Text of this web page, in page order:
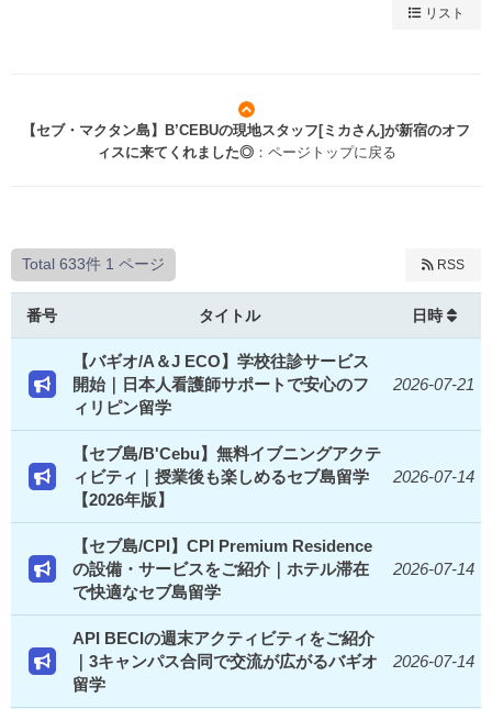
リスト
【セブ・マクタン島】B’CEBUの現地スタッフ[ミカさん]が新宿のオフ
ィスに来てくれました◎：ページトップに戻る
Total 633件 1 ページ RSS
番号 タイトル 日時
【バギオ/A＆J ECO】学校往診サービス
開始｜日本人看護師サポートで安心のフ
ィリピン留学
2026-07-21
【セブ島/B'Cebu】無料イブニングアクテ
ィビティ｜授業後も楽しめるセブ島留学
【2026年版】
2026-07-14
【セブ島/CPI】CPI Premium Residence
の設備・サービスをご紹介｜ホテル滞在
で快適なセブ島留学
2026-07-14
API BECIの週末アクティビティをご紹介
｜3キャンパス合同で交流が広がるバギオ
留学
2026-07-14